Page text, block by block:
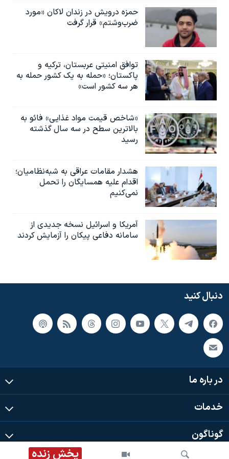
پخش زنده
حمزه درویش در زندان لاکان «مورد
ضرب‌وشتم» قرار گرفت
توافق امنیتی عربستان، ترکیه و
پاکستان؛ «حمله به یک کشور حمله به
هر سه کشور است»
«شاخص قیمت مواد غذایی» فائو به
بالاترین سطح در سه سال گذشته
رسید
هشدار مقامات عراقی به شبه‌نظامیان؛
اقدام علیه همسایگان را تحمل
نمی‌کنیم
آمریکا و اسرائیل نسخه جدیدی از
سامانه دفاعی پیکان را آزمایش کردند
دنبال کنید
در باره ما
خدمات
گوناگون